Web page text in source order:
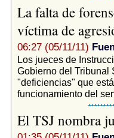
La falta de
víctima de
06:27 (05/11/11)
Los jueces de
Gobierno del Tribunal
"deficiencias" que
funcionamiento del
El TSJ nombra